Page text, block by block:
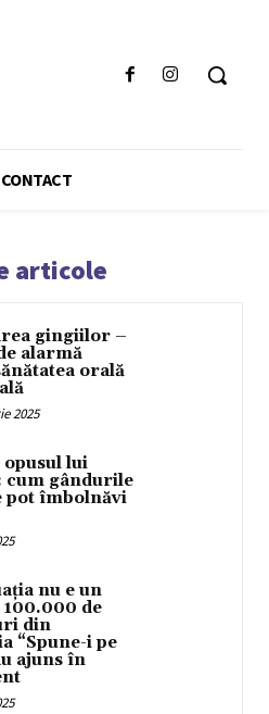
CONTACT
articole
gingiilor –
alarmă
orală
2025
opusul lui
cum gândurile
pot îmbolnăvi
nu e un
de
din
“Spune-i pe
ajuns în